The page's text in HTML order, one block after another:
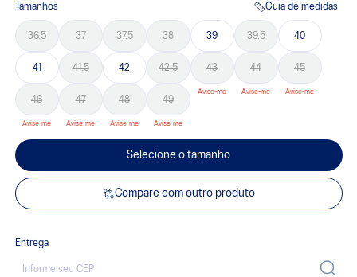
Tamanhos Guia de medidas
36.5 37 37.5 38 39 39.5 40
41 41.5 42 42.5 43 44 45
46 47 48 49
Selecione o tamanho
Compare com outro produto
Entrega